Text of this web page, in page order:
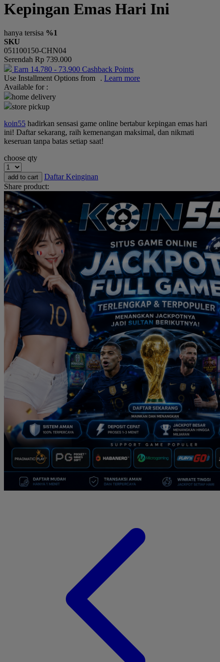
Okiedog
Paw Patrol
Peachy
Phanpy
Pigeon
Playgro
Puma
R
Real Shades
Red Castle
Ribbon Madness
S
Seribu Paras
Silver Cross
Skip Hop
Soohoo
Spectra
Squishmallows
Stick-O
Stokke
Sudocrem
Sumimo
Sunnylife
Tommee Tippee
Tutti Bambini
Twistshake
Kepingan Emas Hari Ini
hanya tersisa %1
SKU
051100150-CHN04
Serendah Rp 739.000
Earn 14.780 - 73.900 Cashback Points
Use Installment Options from
. Learn more
Available for :
home delivery
store pickup
koin55 hadirkan sensasi game online bertabur kepingan emas hari
ini! Daftar sekarang, raih kemenangan maksimal, dan nikmati
keseruan tanpa batas setiap saat!
choose qty
add to cart
Daftar Keinginan
Share product: